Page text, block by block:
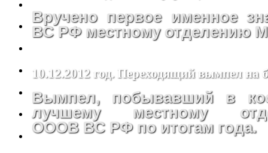
Вручено первое именное
ВС РФ местному отделению
10.12.2012 год. Переходящий вымпел
Вымпел, побывавший в
лучшему местному
ОООВ ВС РФ по итогам года.